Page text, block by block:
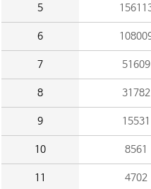
5
6
7 51609
8 31782
9 15531
10 8561
11 4702